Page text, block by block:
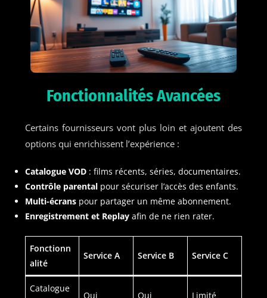
Fonctionnalités Avancées
Certains fournisseurs vont plus loin et ajoutent des
options qui enrichissent l’expérience :
Catalogue VOD: films récents, séries, documentaires.
Contrôle parentalpour sécuriser l’accès des enfants.
Multi-écranspour partager un même abonnement.
Enregistrement et Replayafin de ne rien rater.
Fonctionn
alité
Service A Service B Service C
Catalogue
Oui Oui Limité